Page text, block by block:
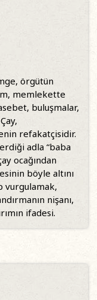
örgütün
memlekette
buluşmalar,
refakatçisidir.
adla “baba
ocağından
böyle altını
vurgulamak,
nişanı,
ifadesi.